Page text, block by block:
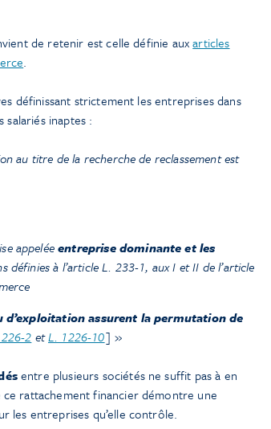
de retenir est celle définie auxarticles
.
définissant strictement les entreprises dans
salariés inaptes :
au titre de la recherche de reclassement est
appeléeentreprise dominante et les
définies à l’article L. 233-1, aux I et II de l’article
assurent la permutation de
2 etL. 1226-10] »
entre plusieurs sociétés ne suffit pas à en
ce rattachement financier démontre une
les entreprises qu’elle contrôle.